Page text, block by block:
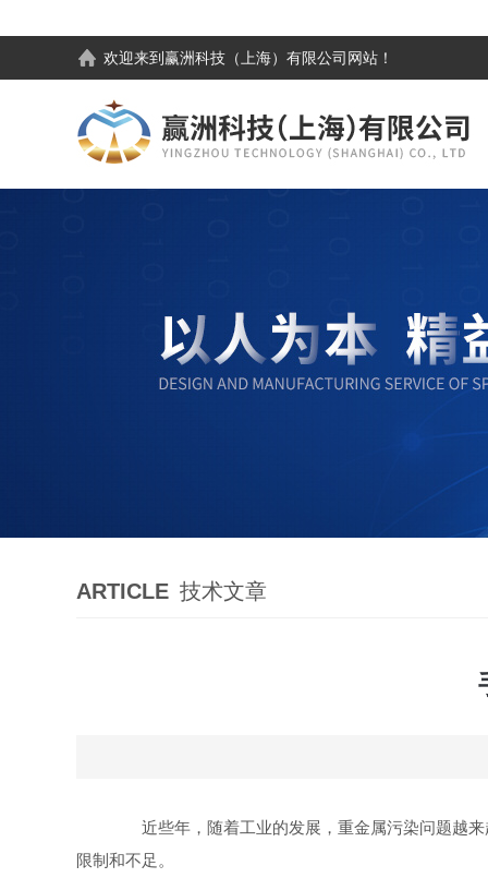
欢迎来到 赢洲科技（上海）有限公司 网站！
ARTICLE 技术文章
近些年，随着工业的发展，重金属污染问题越来
限制和不足。